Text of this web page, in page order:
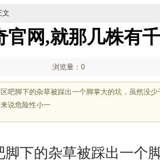
文
官网,就那几株有
浏览量：0
吧脚下的杂草被踩出一个脚掌大的坑，虽然没
说危险性小一
下的杂草被踩出一个